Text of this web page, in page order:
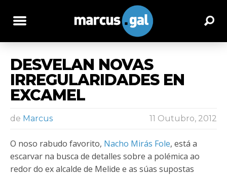
DESVELAN NOVAS
IRREGULARIDADES EN
EXCAMEL
de Marcus 11 Outubro, 2012
O noso rabudo favorito, Nacho Mirás Fole, está a
escarvar na busca de detalles sobre a polémica ao
redor do ex alcalde de Melide e as súas supostas